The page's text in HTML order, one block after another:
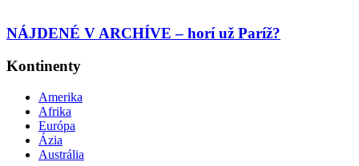
NÁJDENÉ V ARCHÍVE – horí už Paríž?
Kontinenty
Amerika
Afrika
Európa
Ázia
Austrália